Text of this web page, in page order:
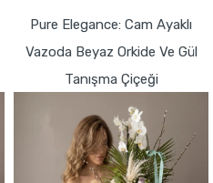
Pure Elegance: Cam Ayaklı
Vazoda Beyaz Orkide Ve Gül
Tanışma Çiçeği